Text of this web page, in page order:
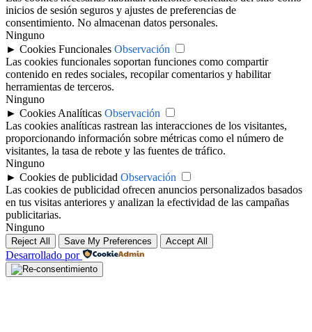
inicios de sesión seguros y ajustes de preferencias de
consentimiento. No almacenan datos personales.
Ninguno
► Cookies Funcionales Observación
Las cookies funcionales soportan funciones como compartir
contenido en redes sociales, recopilar comentarios y habilitar
herramientas de terceros.
Ninguno
► Cookies Analíticas Observación
Las cookies analíticas rastrean las interacciones de los visitantes,
proporcionando información sobre métricas como el número de
visitantes, la tasa de rebote y las fuentes de tráfico.
Ninguno
► Cookies de publicidad Observación
Las cookies de publicidad ofrecen anuncios personalizados basados
en tus visitas anteriores y analizan la efectividad de las campañas
publicitarias.
Ninguno
Reject All Save My Preferences Accept All
Desarrollado por